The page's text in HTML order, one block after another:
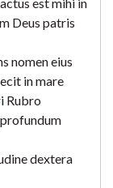
Deus patris
nomen eius
in mare
Rubro
dextera